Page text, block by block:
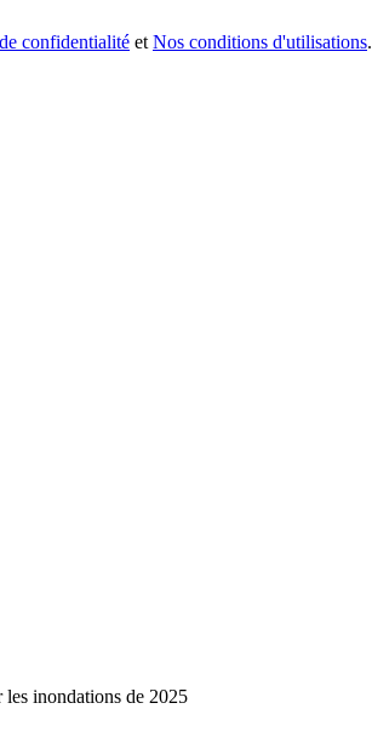
confidentialité et Nos conditions d'utilisations.
inondations de 2025